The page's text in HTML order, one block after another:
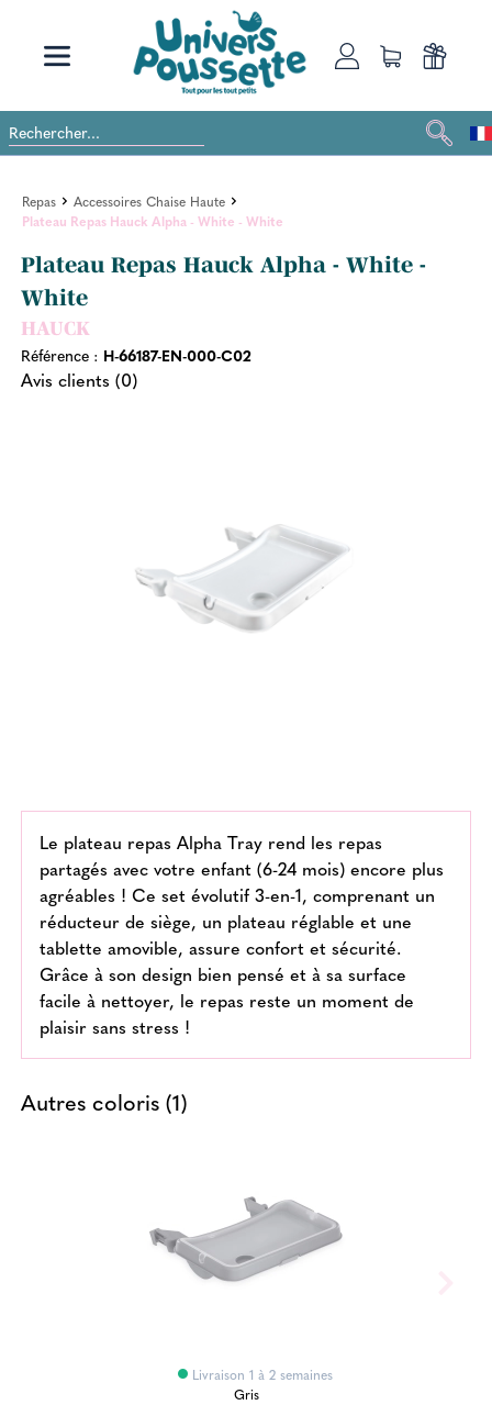
Repas
Accessoires Chaise Haute
Plateau Repas Hauck Alpha - White - White
Plateau Repas Hauck Alpha - White -
White
HAUCK
Référence : H-66187-EN-000-C02
Avis clients (0)
Le plateau repas Alpha Tray rend les repas
partagés avec votre enfant (6-24 mois) encore plus
agréables ! Ce set évolutif 3-en-1, comprenant un
réducteur de siège, un plateau réglable et une
tablette amovible, assure confort et sécurité.
Grâce à son design bien pensé et à sa surface
facile à nettoyer, le repas reste un moment de
plaisir sans stress !
Autres coloris (1)
Livraison 1 à 2 semaines
Gris